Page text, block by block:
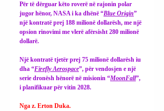
Për të dërguar këto roverë në rajonin polar
jugor hënor, NASA i ka dhënë “Blue Origin”
një kontratë prej 188 milionë dollarësh, me një
opsion rinovimi me vlerë afërsisht 280 milionë
dollarë.
Një kontratë tjetër prej 75 milionë dollarësh iu
dha “Firefly Aerospace”, për vendosjen e një
serie dronësh hënorë në misionin “MoonFall”,
i planifikuar për vitin 2028.
Nga z. Erton Duka.